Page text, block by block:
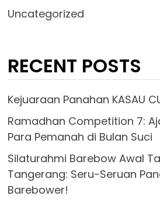
Uncategorized
RECENT POSTS
Kejuaraan Panahan KASAU
Ramadhan Competition 7:
Para Pemanah di Bulan Suci
Silaturahmi Barebow Awal
Tangerang: Seru-Seruan
Barebower!